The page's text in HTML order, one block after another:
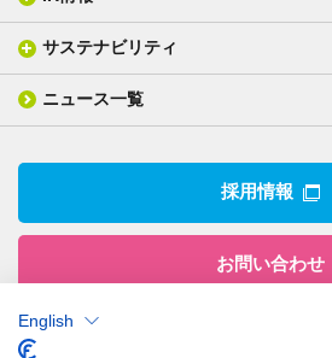
一般塗工製品
産業用構造材料
塗る
技術用語集
技術・製品情報トップ
分析ニュース
事業所
関係企業
IR情報トップ
IRニュース
サステナビリティ
サステナビリティ・マネジメント
社会との関わり
ニュース一覧
採用情報
お問い合わせ
株式会社有沢製作所
English